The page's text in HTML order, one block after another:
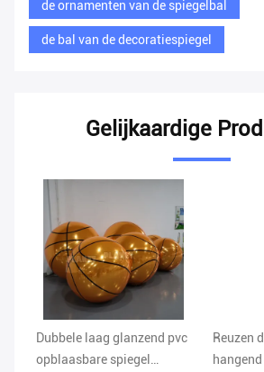
de ornamenten van de spiegelbal
de bal van de decoratiespiegel
Gelijkaardige
Dubbele laag glanzend pvc
opblaasbare spiegel
Reuzen